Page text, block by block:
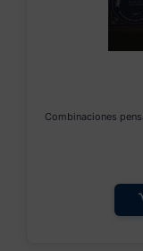
Combinaciones